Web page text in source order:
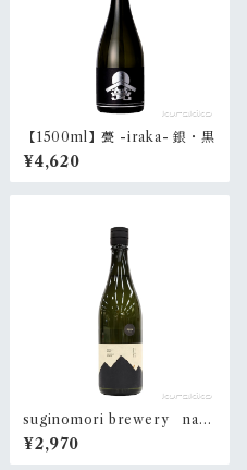
【1500ml】甍 -iraka- 銀・黒
¥4,620
suginomori brewery nara
i passage 720ml
¥2,970